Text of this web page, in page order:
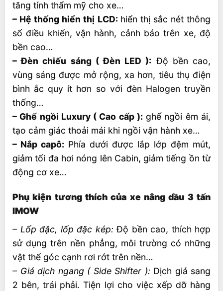
tăng tính thẩm mỹ cho xe…
– Hệ thống hiển thị LCD: hiển thị sắc nét thông
số điều khiển, vận hành, cảnh báo trên xe, độ
bền cao…
– Đèn chiếu sáng ( Đèn LED ): Độ bền cao,
vùng sáng được mở rộng, xa hơn, tiêu thụ điện
bình ắc quy ít hơn so với đèn Halogen truyền
thống…
– Ghế ngồi Luxury ( Cao cấp ): ghế ngồi êm ái,
tạo cảm giác thoải mái khi ngồi vận hành xe…
– Nắp capô: Phía dưới được lắp lớp đệm mút,
giảm tối đa hơi nóng lên Cabin, giảm tiếng ồn từ
động cơ xe…
Phụ kiện tương thích của xe nâng dầu 3 tấn
IMOW
– Lốp đặc, lốp đặc kép: Độ bền cao, thích hợp
sử dụng trên nền phẳng, môi trường có những
vật thể góc cạnh rơi rớt trên nền…
– Giá dịch ngang ( Side Shifter ): Dịch giá sang
2 bên, trái phải. Tiện lợi cho việc xếp dỡ hàng